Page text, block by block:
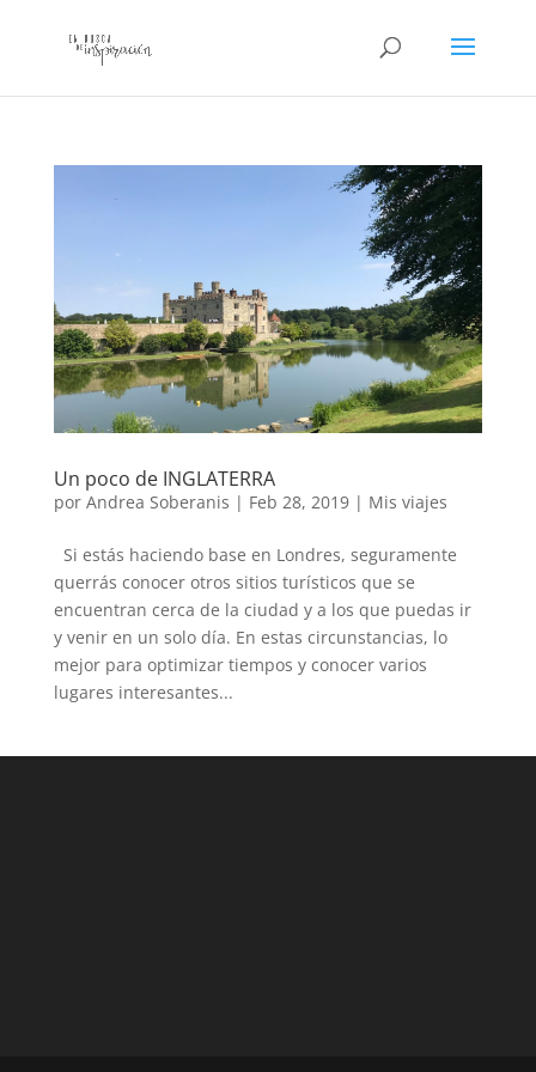
Un poco de INGLATERRA
por Andrea Soberanis | Feb 28, 2019| Mis viajes
Si estás haciendo base en Londres, seguramente
querrás conocer otros sitios turísticos que se
encuentran cerca de la ciudad y a los que puedas ir
y venir en un solo día. En estas circunstancias, lo
mejor para optimizar tiempos y conocer varios
lugares interesantes...